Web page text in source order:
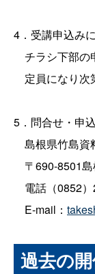
4．受講申込み
チラシ下部の
定員になり次
5．問合せ・申
島根県竹島資
〒690‐8501
電話（0852）
E‐mail：
過去の